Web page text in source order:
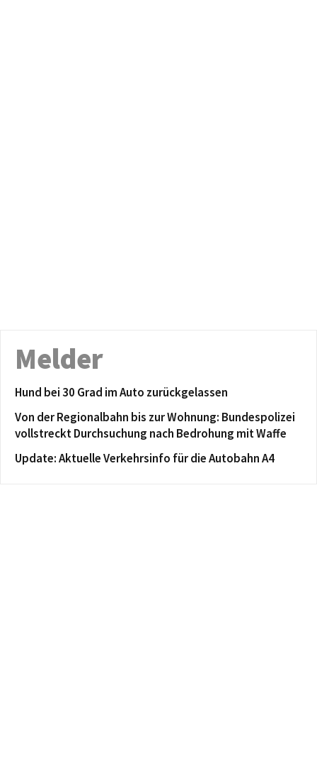
Melder
Hund bei 30 Grad im Auto zurückgelassen
Von der Regionalbahn bis zur Wohnung: Bundespolizei
vollstreckt Durchsuchung nach Bedrohung mit Waffe
Update: Aktuelle Verkehrsinfo für die Autobahn A4